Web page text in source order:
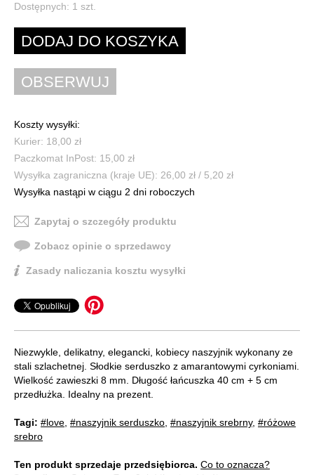
Dostępnych: 1 szt.
Koszty wysyłki:
Kurier: 18,00 zł
Paczkomat InPost: 15,00 zł
Wysyłka zagraniczna (kraje UE): 26,00 zł / 5,20 zł
Wysyłka nastąpi w ciągu 2 dni roboczych
Zapytaj o szczegóły produktu
Zobacz opinie o sprzedawcy
Zasady naliczania kosztu wysyłki
Niezwykle, delikatny, elegancki, kobiecy naszyjnik wykonany ze
stali szlachetnej. Słodkie serduszko z amarantowymi cyrkoniami.
Wielkość zawieszki 8 mm. Długość łańcuszka 40 cm + 5 cm
przedłużka. Idealny na prezent.
Tagi: #love, #naszyjnik serduszko, #naszyjnik srebrny, #różowe
srebro
Ten produkt sprzedaje przedsiębiorca. Co to oznacza?